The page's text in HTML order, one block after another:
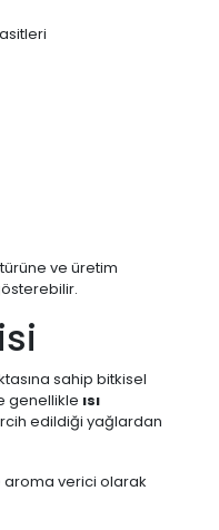
ve üretim
sahip bitkisel
genellikle ısı
edildiği yağlardan
verici olarak